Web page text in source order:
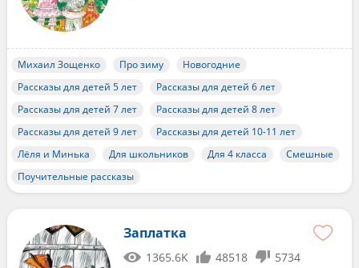
Михаил Зощенко Про зиму
Новогодние
Рассказы для детей 5 лет
Рассказы для детей 6 лет
Рассказы для детей 7 лет
Рассказы для детей 8 лет
Рассказы для детей 9 лет
Рассказы для детей 10-11 лет
Лёля и Минька
Для школьников Для 4 класса
Смешные
Поучительные рассказы
Заплатка
1365.6K 48518
5734